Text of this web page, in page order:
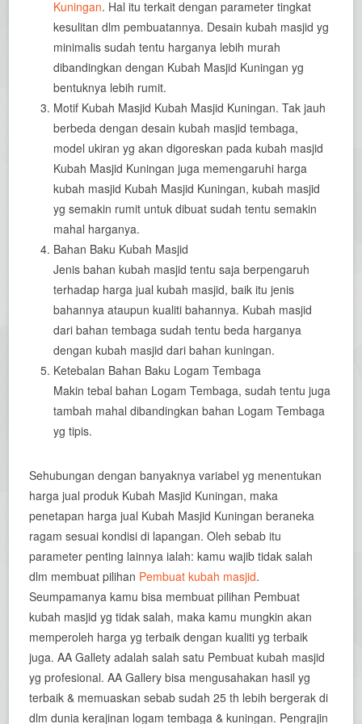
Kuningan. Hal itu terkait dengan parameter tingkat
kesulitan dlm pembuatannya. Desain kubah masjid yg
minimalis sudah tentu harganya lebih murah
dibandingkan dengan Kubah Masjid Kuningan yg
bentuknya lebih rumit.
Motif Kubah Masjid Kubah Masjid Kuningan. Tak jauh
berbeda dengan desain kubah masjid tembaga,
model ukiran yg akan digoreskan pada kubah masjid
Kubah Masjid Kuningan juga memengaruhi harga
kubah masjid Kubah Masjid Kuningan, kubah masjid
yg semakin rumit untuk dibuat sudah tentu semakin
mahal harganya.
Bahan Baku Kubah Masjid
Jenis bahan kubah masjid tentu saja berpengaruh
terhadap harga jual kubah masjid, baik itu jenis
bahannya ataupun kualiti bahannya. Kubah masjid
dari bahan tembaga sudah tentu beda harganya
dengan kubah masjid dari bahan kuningan.
Ketebalan Bahan Baku Logam Tembaga
Makin tebal bahan Logam Tembaga, sudah tentu juga
tambah mahal dibandingkan bahan Logam Tembaga
yg tipis.
Sehubungan dengan banyaknya variabel yg menentukan
harga jual produk Kubah Masjid Kuningan, maka
penetapan harga jual Kubah Masjid Kuningan beraneka
ragam sesuai kondisi di lapangan. Oleh sebab itu
parameter penting lainnya ialah: kamu wajib tidak salah
dlm membuat pilihan Pembuat kubah masjid.
Seumpamanya kamu bisa membuat pilihan Pembuat
kubah masjid yg tidak salah, maka kamu mungkin akan
memperoleh harga yg terbaik dengan kualiti yg terbaik
juga. AA Gallety adalah salah satu Pembuat kubah masjid
yg profesional. AA Gallery bisa mengusahakan hasil yg
terbaik & memuaskan sebab sudah 25 th lebih bergerak di
dlm dunia kerajinan logam tembaga & kuningan. Pengrajin